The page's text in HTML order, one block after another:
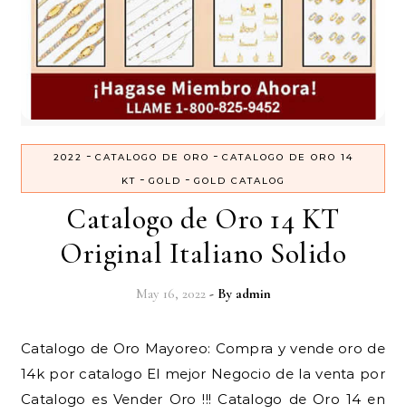
2022 - CATALOGO DE ORO - CATALOGO DE ORO 14
KT - GOLD - GOLD CATALOG
Catalogo de Oro 14 KT
Original Italiano Solido
May 16, 2022 - By admin
14k por catalogo El mejor Negocio de la venta por
Catalogo es Vender Oro !!! Catalogo de Oro 14 en